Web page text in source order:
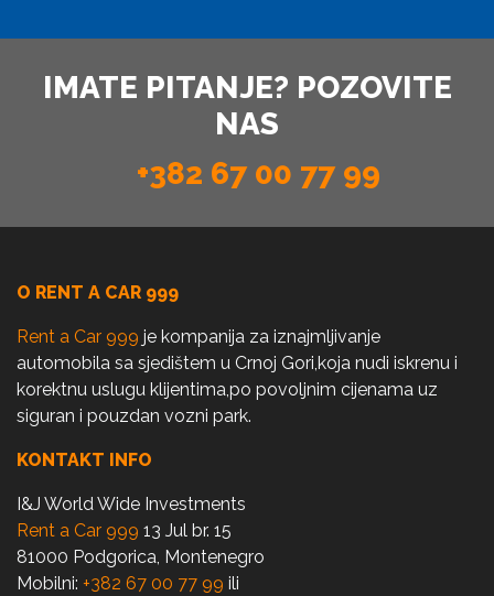
IMATE PITANJE? POZOVITE
NAS
+382 67 00 77 99
O RENT A CAR 999
Rent a Car 999 je kompanija za iznajmljivanje
automobila sa sjedištem u Crnoj Gori,koja nudi iskrenu i
korektnu uslugu klijentima,po povoljnim cijenama uz
siguran i pouzdan vozni park.
KONTAKT INFO
I&J World Wide Investments
Rent a Car 999 13 Jul br. 15
81000 Podgorica, Montenegro
Mobilni: +382 67 00 77 99 ili